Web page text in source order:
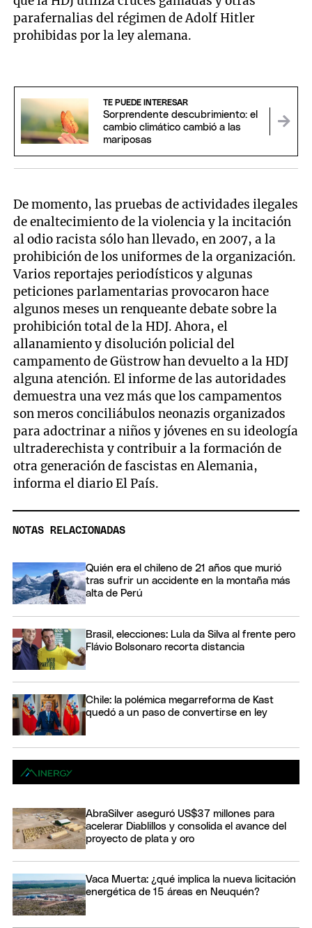
parafernalias del régimen de Adolf Hitler
prohibidas por la ley alemana.
TE PUEDE INTERESAR
Sorprendente descubrimiento: el
cambio climático cambió a las
mariposas
De momento, las pruebas de actividades ilegales
de enaltecimiento de la violencia y la incitación
al odio racista sólo han llevado, en 2007, a la
prohibición de los uniformes de la organización.
Varios reportajes periodísticos y algunas
peticiones parlamentarias provocaron hace
algunos meses un renqueante debate sobre la
prohibición total de la HDJ. Ahora, el
allanamiento y disolución policial del
campamento de Güstrow han devuelto a la HDJ
alguna atención. El informe de las autoridades
demuestra una vez más que los campamentos
son meros conciliábulos neonazis organizados
para adoctrinar a niños y jóvenes en su ideología
ultraderechista y contribuir a la formación de
otra generación de fascistas en Alemania,
informa el diario El País.
NOTAS RELACIONADAS
Quién era el chileno de 21 años que murió
tras sufrir un accidente en la montaña más
alta de Perú
Brasil, elecciones: Lula da Silva al frente pero
Flávio Bolsonaro recorta distancia
Chile: la polémica megarreforma de Kast
quedó a un paso de convertirse en ley
AbraSilver aseguró US$37 millones para
acelerar Diablillos y consolida el avance del
proyecto de plata y oro
Vaca Muerta: ¿qué implica la nueva licitación
energética de 15 áreas en Neuquén?